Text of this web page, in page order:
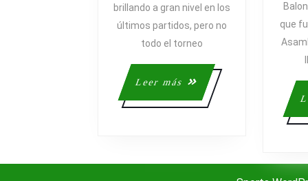
ACABA
;)
brillando a gran nivel en los
últimos partidos, pero no
todo el torneo
Leer más
Leer
más
que